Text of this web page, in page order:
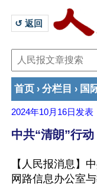
↺ 返回
首页 › 分栏目 › 国
2024年10月16日 发表
中共“清朗”行
【人民报消息】
网路信息办公室